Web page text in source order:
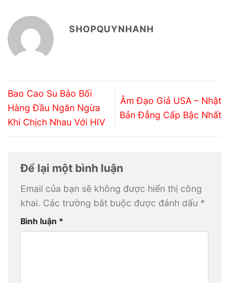
SHOPQUYNHANH
Bao Cao Su Bảo Bối
Hàng Đầu Ngăn Ngừa
Khi Chịch Nhau Với HIV
Âm Đạo Giả USA – Nhật
Bản Đẳng Cấp Bậc Nhất
Để lại một bình luận
Email của bạn sẽ không được hiển thị công
khai. Các trường bắt buộc được đánh dấu *
Bình luận *